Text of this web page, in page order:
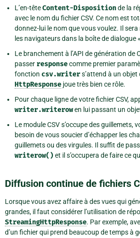
L’en-têteContent-Dispositionde la
avec le nom du fichier CSV. Ce nom est
donnez-lui le nom que vous voulez. Il
les navigateurs dans la boîte de dialogue
Le branchement à l’API de génération de
passer responsecomme premier
fonction csv.writers’attend à un objet
HttpResponse joue très bien ce rôle.
Pour chaque ligne de votre fichier CSV,
writer.writerowen lui passant un
Le module CSV s’occupe des guillemets,
besoin de vous soucier d’échapper les
guillemets ou des virgules. Il suffit de
writerow() et il s’occupera de faire ce
Diffusion continue de fichiers
Lorsque vous avez affaire à des vues qui
grandes, il faut considérer l’utilisation de
StreamingHttpResponse. Par exemple,
d’un fichier qui prend beaucoup de temps à